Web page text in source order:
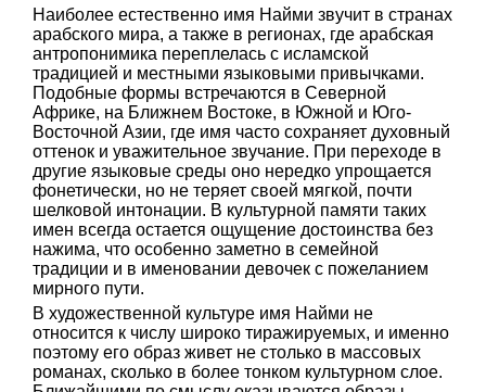
Наиболее естественно имя Найми звучит в странах
арабского мира, а также в регионах, где арабская
антропонимика переплелась с исламской
традицией и местными языковыми привычками.
Подобные формы встречаются в Северной
Африке, на Ближнем Востоке, в Южной и Юго-
Восточной Азии, где имя часто сохраняет духовный
оттенок и уважительное звучание. При переходе в
другие языковые среды оно нередко упрощается
фонетически, но не теряет своей мягкой, почти
шелковой интонации. В культурной памяти таких
имен всегда остается ощущение достоинства без
нажима, что особенно заметно в семейной
традиции и в именовании девочек с пожеланием
мирного пути.
В художественной культуре имя Найми не
относится к числу широко тиражируемых, и именно
поэтому его образ живет не столько в массовых
романах, сколько в более тонком культурном слое.